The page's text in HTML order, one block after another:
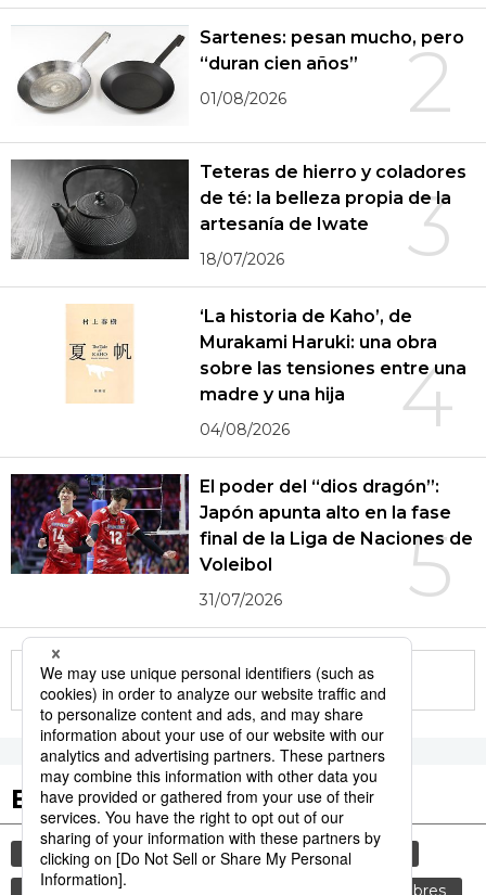
2
Sartenes: pesan mucho, pero
“duran cien años”
01/08/2026
3
Teteras de hierro y coladores
de té: la belleza propia de la
artesanía de Iwate
18/07/2026
4
‘La historia de Kaho’, de
Murakami Haruki: una obra
sobre las tensiones entre una
madre y una hija
04/08/2026
5
El poder del “dios dragón”:
Japón apunta alto en la fase
final de la Liga de Naciones de
Voleibol
31/07/2026
More in this series
Etiquetas destacadas
cultura gastronomía vida
sociedad
comida
costumbres